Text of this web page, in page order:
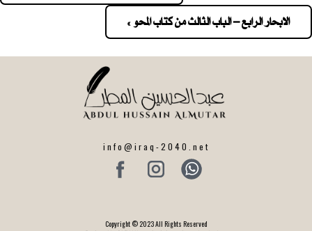
navigation
الابحار الرابع – الباب الثالث من كتاب المحو »
info@iraq-2040.net
Copyright © 2023 All Rights Reserved